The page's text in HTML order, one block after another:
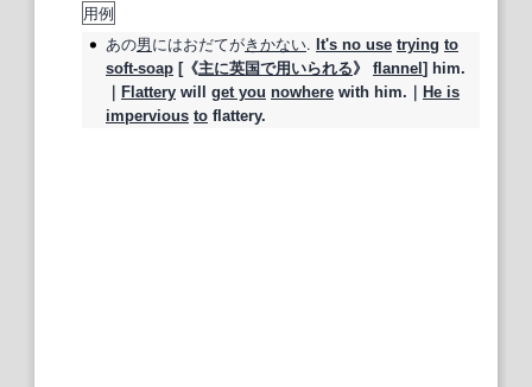
用例
あの男にはおだてがきかない. It's no use trying to
soft‐soap [《主に英国で用いられる》 flannel ] him.
Flattery will get you nowhere with him.｜
He is
impervious to flattery.